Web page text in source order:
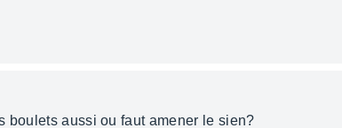
boulets aussi ou faut amener le sien?